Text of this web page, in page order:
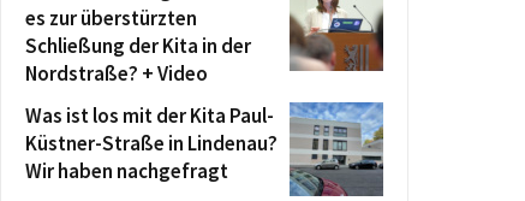
es zur überstürzten
Schließung der Kita in der
Nordstraße? + Video
Was ist los mit der Kita Paul-
Küstner-Straße in Lindenau?
Wir haben nachgefragt